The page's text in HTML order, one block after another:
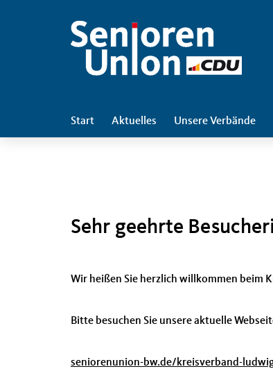
Start Aktuelles Unsere Verbände
Sehr geehrte
Wir heißen Sie herzlich willkommen beim
Bitte besuchen Sie unsere aktuelle
seniorenunion-bw.de/kreisverband-